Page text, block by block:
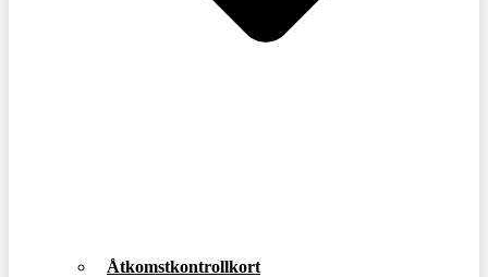
Åtkomstkontrollkort